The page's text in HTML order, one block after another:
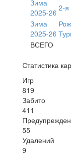
Зима
2025-26 2-я
Зима
2025-26
ВСЕГО
Статистика
Игр
819
Забито
411
55
Удалений
9